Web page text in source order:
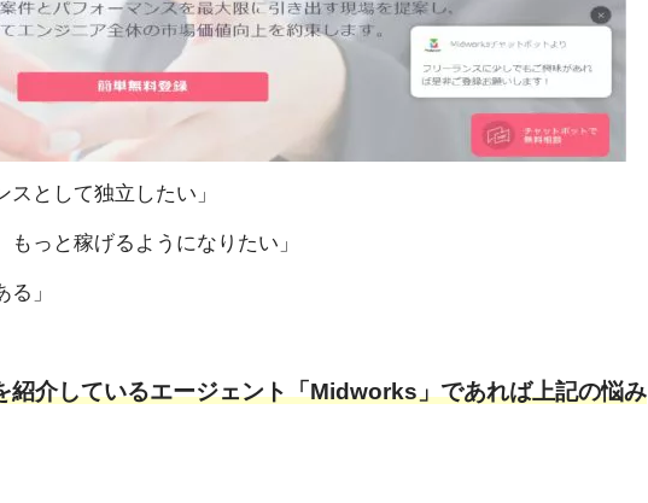
スとして独立したい」
もっと稼げるようになりたい」
」
紹介しているエージェント「Midworks」であれば上記の悩み